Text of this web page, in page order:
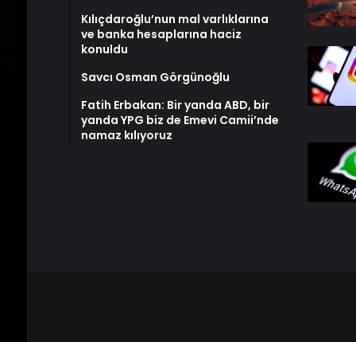
Kılıçdaroğlu’nun mal varlıklarına
ve banka hesaplarına haciz
konuldu
Savcı Osman Görgünoğlu
Fatih Erbakan: Bir yanda ABD, bir
yanda YPG biz de Emevi Camii’nde
namaz kılıyoruz